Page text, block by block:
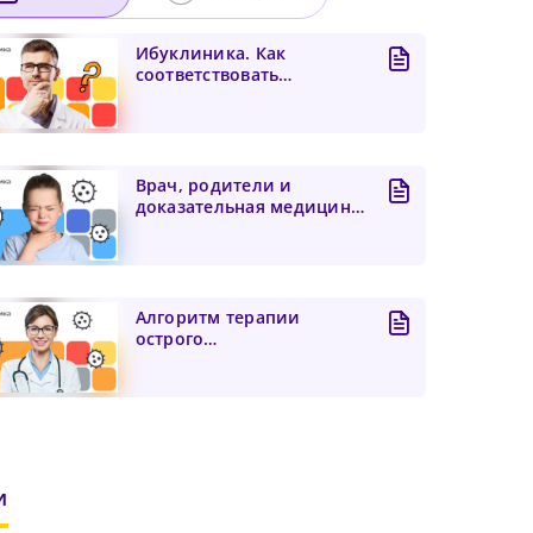
и
Ибуклиника. Как
соответствовать
Врач, родители и
доказательная медицина
Алгоритм терапии
острого